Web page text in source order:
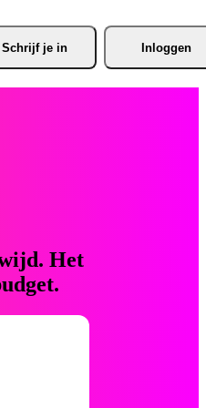
Schrijf je in Inloggen
Het